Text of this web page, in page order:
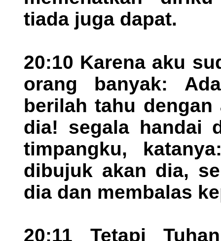
tiada juga dapat.
20:10 Karena aku
orang banyak:
berilah tahu
dia! segala handai
timpangku,
dibujuk akan dia,
dia dan membalas
20:11 Tetapi